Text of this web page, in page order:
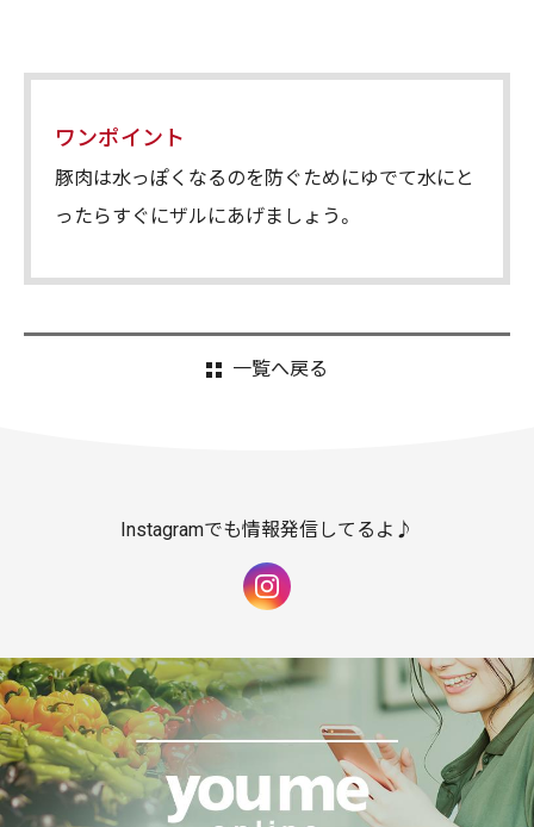
ワンポイント
豚肉は水っぽくなるのを防ぐためにゆでて水にと
ったらすぐにザルにあげましょう。
一覧へ戻る
Instagramでも情報発信してるよ♪